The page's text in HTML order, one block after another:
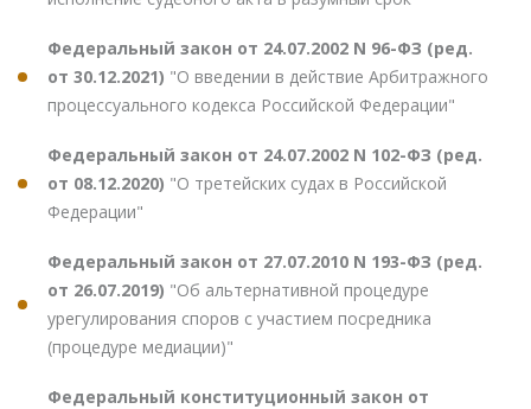
Федеральный закон от 24.07.2002 N 96-ФЗ (ред.
от 30.12.2021) "О введении в действие Арбитражного
процессуального кодекса Российской Федерации"
Федеральный закон от 24.07.2002 N 102-ФЗ (ред.
от 08.12.2020) "О третейских судах в Российской
Федерации"
Федеральный закон от 27.07.2010 N 193-ФЗ (ред.
от 26.07.2019) "Об альтернативной процедуре
урегулирования споров с участием посредника
(процедуре медиации)"
Федеральный конституционный закон от